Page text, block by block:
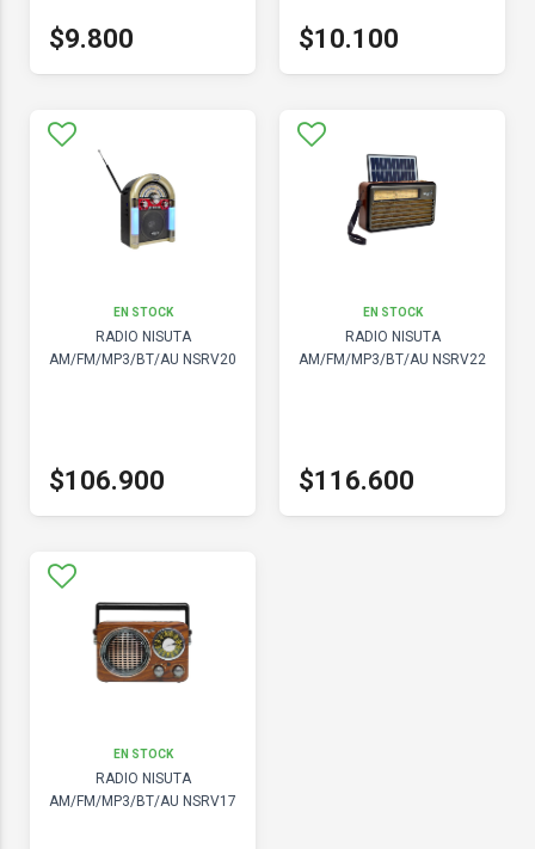
$9.800 $10.100
EN STOCK
RADIO NISUTA
AM/FM/MP3/BT/AU NSRV20
$106.900
EN STOCK
RADIO NISUTA
AM/FM/MP3/BT/AU NSRV22
$116.600
EN STOCK
RADIO NISUTA
AM/FM/MP3/BT/AU NSRV17